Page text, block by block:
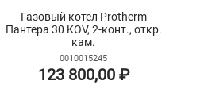
Газовый котел Protherm
Пантера 30 KOV, 2-конт., откр.
кам.
0010015245
123 800,00 ₽